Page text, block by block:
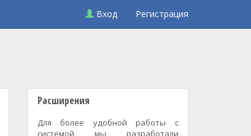
Вход Регистрация
Расширения
Для более удобной работы с
системой мы разработали